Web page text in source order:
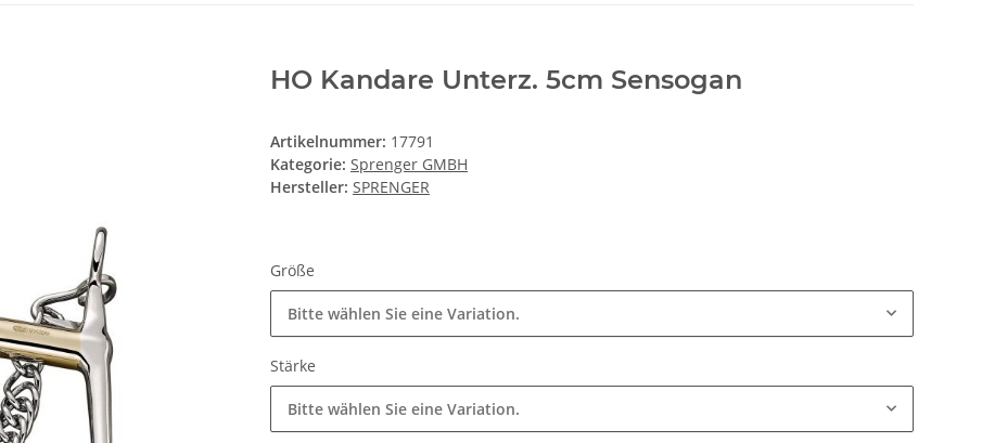
HO Kandare Unterz. 5cm Sensogan
Artikelnummer: 17791
Kategorie: Sprenger GMBH
Hersteller: SPRENGER
Größe
Bitte wählen Sie eine Variation.
Stärke
Bitte wählen Sie eine Variation.